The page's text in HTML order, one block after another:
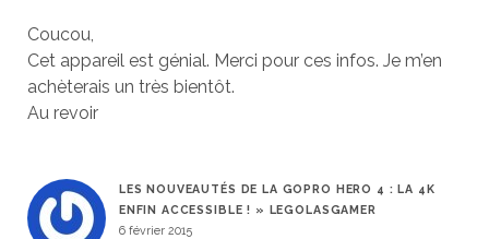
Coucou,
Cet appareil est génial. Merci pour ces infos. Je m’en
achèterais un très bientôt.
Au revoir
LES NOUVEAUTÉS DE LA GOPRO HERO 4 : LA 4K
ENFIN ACCESSIBLE ! » LEGOLASGAMER
6 février 2015